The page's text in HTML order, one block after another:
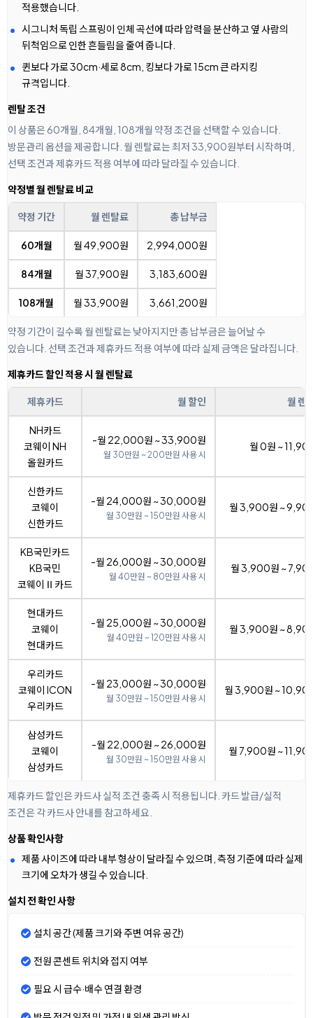
적용했습니다.
시그니처 독립 스프링이 인체 곡선에 따라 압력을 분산하고 옆 사람의
뒤척임으로 인한 흔들림을 줄여 줍니다.
퀸보다 가로 30cm·세로 8cm, 킹보다 가로 15cm 큰 라지킹
규격입니다.
렌탈 조건
이 상품은 60개월, 84개월, 108개월 약정 조건을 선택할 수 있습니다.
방문관리 옵션을 제공합니다. 월 렌탈료는 최저 33,900원부터 시작하며,
선택 조건과 제휴카드 적용 여부에 따라 달라질 수 있습니다.
약정별 월 렌탈료 비교
약정 기간 월 렌탈료 총 납부금
60개월 월 49,900원 2,994,000원
84개월 월 37,900원 3,183,600원
108개월 월 33,900원 3,661,200원
약정 기간이 길수록 월 렌탈료는 낮아지지만 총 납부금은 늘어날 수
있습니다. 선택 조건과 제휴카드 적용 여부에 따라 실제 금액은 달라집니다.
제휴카드 할인 적용 시 월 렌탈료
제휴카드 월 할인 월 렌
NH카드
코웨이 NH
올원카드
-월 22,000원 ~ 33,900원
월 30만원 ~ 200만원 사용 시
월 0원 ~
신한카드
코웨이
신한카드
-월 24,000원 ~ 30,000원
월 30만원 ~ 150만원 사용 시
월 3,900원 ~
KB국민카드
KB국민
코웨이Ⅱ카드
-월 26,000원 ~ 30,000원
월 40만원 ~ 80만원 사용 시
월 3,900원 ~
현대카드
코웨이
현대카드
-월 25,000원 ~ 30,000원
월 40만원 ~ 120만원 사용 시
월 3,900원 ~
우리카드
코웨이 ICON
우리카드
-월 23,000원 ~ 30,000원
월 30만원 ~ 150만원 사용 시
월 3,900원 ~
삼성카드
코웨이
삼성카드
-월 22,000원 ~ 26,000원
월 30만원 ~ 150만원 사용 시
월 7,900원 ~
제휴카드 할인은 카드사 실적 조건 충족 시 적용됩니다. 카드 발급/실적
조건은 각 카드사 안내를 참고하세요.
상품 확인사항
제품 사이즈에 따라 내부 형상이 달라질 수 있으며, 측정 기준에 따라 실제
크기에 오차가 생길 수 있습니다.
설치 전 확인 사항
설치 공간 (제품 크기와 주변 여유 공간)
전원 콘센트 위치와 접지 여부
필요 시 급수·배수 연결 환경